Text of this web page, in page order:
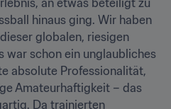
an etwas beteiligt zu
hinaus ging. Wir haben
globalen, riesigen
war schon ein unglaubliches
absolute Professionalität,
Amateurhaftigkeit – das
Da trainierten